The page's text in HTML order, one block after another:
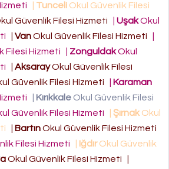
Tunceli Okul Güvenlik Filesi
Güvenlik Filesi Hizmeti UşakOkul
VanOkul Güvenlik Filesi Hizmeti
Filesi Hizmeti ZonguldakOkul
AksarayOkul Güvenlik Filesi
Güvenlik Filesi Hizmeti
Karaman
Kırıkkale Okul Güvenlik Filesi
Güvenlik Filesi Hizmeti ŞırnakOkul
BartınOkul Güvenlik Filesi Hizmeti
Filesi Hizmeti IğdırOkul Güvenlik
Okul Güvenlik Filesi Hizmeti